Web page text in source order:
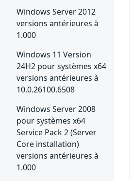
Windows Server 2012
versions antérieures à
1.000
Windows 11 Version
24H2 pour systèmes x64
versions antérieures à
10.0.26100.6508
Windows Server 2008
pour systèmes x64
Service Pack 2 (Server
Core installation)
versions antérieures à
1.000